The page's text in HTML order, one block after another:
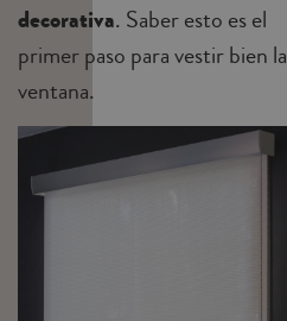
decorativa. Saber esto es el
primer paso para vestir bien la
ventana.